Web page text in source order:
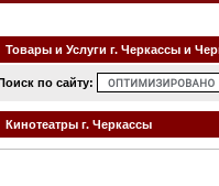
Товары и Услуги г. Черкассы и
по сайту:
Кинотеатры г. Черкассы